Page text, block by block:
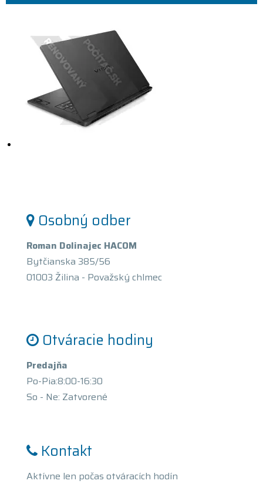
Osobný odber
Roman Dolinajec HACOM
Bytčianska 385/56
01003 Žilina - Považský chlmec
Otváracie hodiny
Predajňa
Po-Pia:8:00-16:30
So - Ne: Zatvorené
Kontakt
Aktívne len počas otváracích hodín